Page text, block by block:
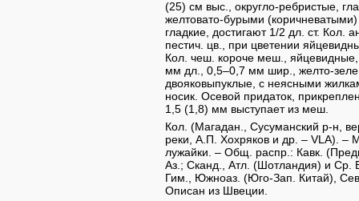
(25) см выс., округло-ребристые,
желтовато-бурыми
гладкие, достигают 1/2 дл. ст. Кол.
пестич. цв., при цветении
Кол. чеш. короче меш.,
мм дл., 0,5–0,7 мм шир., желто-
двояковыпуклые, с неясными
носик. Осевой придаток,
1,5 (1,8) мм выступает из меш.
Кол. (Магадан., Сусуманский р-н,
реки, А.П. Хохряков и др. – VLA). –
лужайки. – Общ. распр.: Кавк.
Аз.; Сканд., Атл. (Шотландия) и Ср.
Гим., Южноаз. (Юго-Зап. Китай),
Описан из Швеции.